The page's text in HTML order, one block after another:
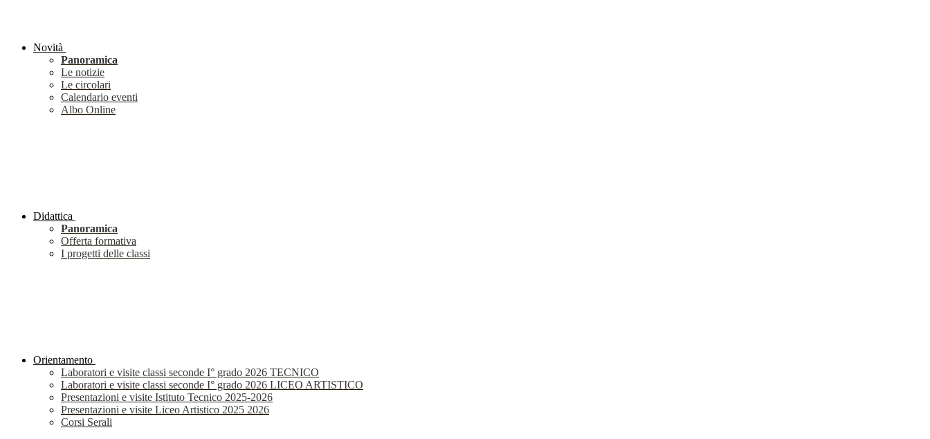
Novità
Panoramica
Le notizie
Le circolari
Calendario eventi
Albo Online
Didattica
Panoramica
Offerta formativa
I progetti delle classi
Orientamento
Laboratori e visite classi seconde I° grado 2026 TECNICO
Laboratori e visite classi seconde I° grado 2026 LICEO ARTISTICO
Presentazioni e visite Istituto Tecnico 2025-2026
Presentazioni e visite Liceo Artistico 2025 2026
Corsi Serali